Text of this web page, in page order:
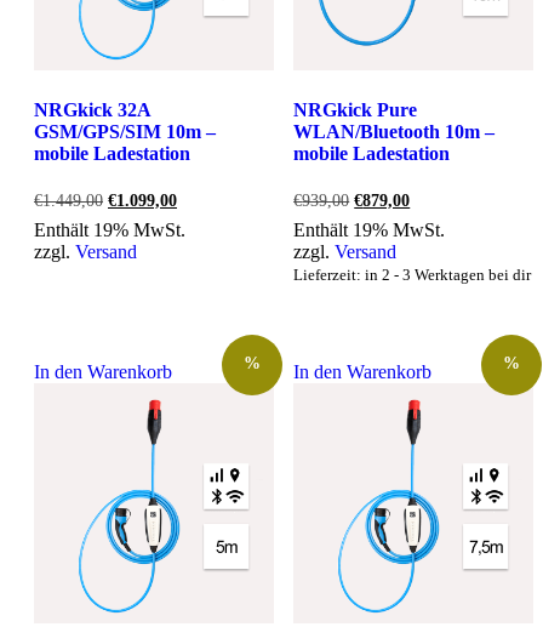
NRGkick 32A
GSM/GPS/SIM 10m –
mobile Ladestation
€1.449,00 Ursprünglicher
war:
€1.449,00
€1.099,00Aktueller
ist:
Enthält 19% MwSt.
zzgl. Versand
NRGkick Pure
WLAN/Bluetooth 10m –
mobile Ladestation
€939,00 Ursprünglicher
war:
€939,00
€879,00Aktueller
ist:
Enthält 19% MwSt.
zzgl.Versand
Lieferzeit: in 2 - 3 Werktagen bei dir
In den Warenkorb % In den Warenkorb %